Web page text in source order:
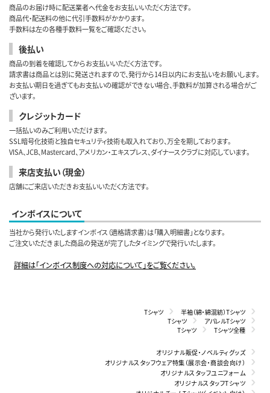
商品のお届け時に配送業者へ代金をお支払いいただく方法です。
商品代・配送料の他に代引手数料がかかります。
手数料は左の各種手数料一覧をご確認ください。
後払い
商品の到着を確認してからお支払いいただく方法です。
請求書は商品とは別に発送されますので、発行から14日以内にお支払いをお願いします。
お支払い期日を過ぎてもお支払いの確認ができない場合、手数料が加算される場合がご
ざいます。
クレジットカード
一括払いのみご利用いただけます。
SSL暗号化技術と独自セキュリティ技術も取入れており、万全を期しております。
VISA、JCB、Mastercard、アメリカン・エキスプレス、ダイナースクラブに対応しています。
来店支払い（現金）
店舗にご来店いただきお支払いいただく方法です。
インボイスについて
当社から発行いたしますインボイス（適格請求書）は「購入明細書」となります。
ご注文いただきました商品の発送が完了したタイミングで発行いたします。
詳細は「インボイス制度への対応について」をご覧ください。
Tシャツ
半袖（綿・綿混紡）Tシャツ
Tシャツ
アパレルTシャツ
Tシャツ
Tシャツ全種
オリジナル販促・ノベルティグッズ
オリジナルスタッフウェア特集（展示会・商談会向け）
オリジナルスタッフユニフォーム
オリジナルスタッフTシャツ